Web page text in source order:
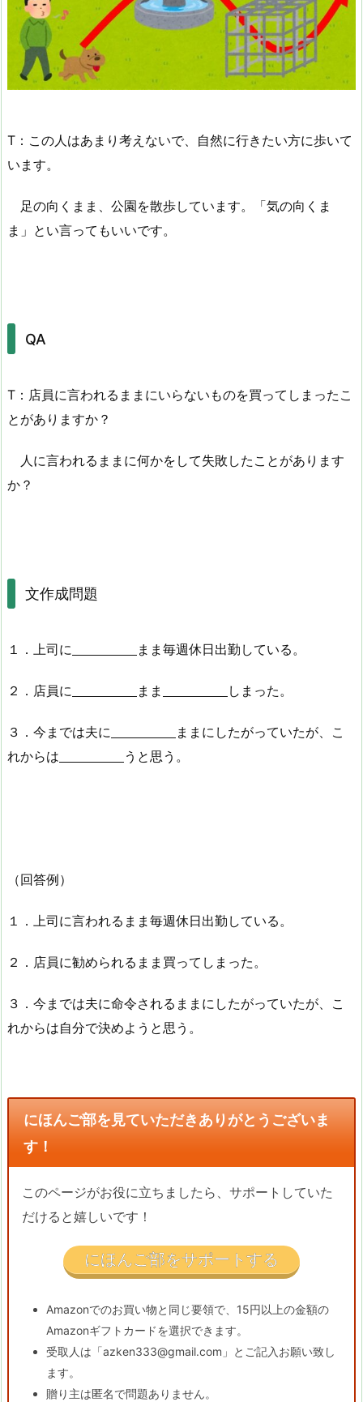
T：この人はあまり考えないで、自然に行きたい方に歩いて
います。
足の向くまま、公園を散歩しています。「気の向くま
ま」とい言ってもいいです。
QA
T：店員に言われるままにいらないものを買ってしまったこ
とがありますか？
人に言われるままに何かをして失敗したことがあります
か？
文作成問題
１．上司に まま毎週休日出勤している。
２．店員に まま しまった。
３．今までは夫に
ままにしたがっていたが、こ
れからは
うと思う。
（回答例）
１．上司に言われるまま毎週休日出勤している。
２．店員に勧められるまま買ってしまった。
３．今までは夫に命令されるままにしたがっていたが、こ
れからは自分で決めようと思う。
にほんご部を見ていただきありがとうございま
す！
このページがお役に立ちましたら、サポートしていた
だけると嬉しいです！
にほんご部をサポートする
Amazonでのお買い物と同じ要領で、15円以上の金額の
Amazonギフトカードを選択できます。
受取人は「azken333@gmail.com」とご記入お願い致し
ます。
贈り主は匿名で問題ありません。